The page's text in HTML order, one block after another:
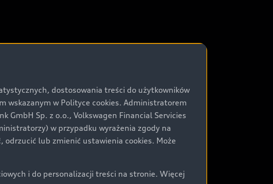
dostosowania treści do użytkowników
wskazanym w Polityce cookies. Administratorem
GmbH Sp. z o.o., Volkswagen Financial Servicies
w przypadku wyrażenia zgody na
odrzucić lub zmienić ustawienia cookies. Może
i do personalizacji treści na stronie. Więcej